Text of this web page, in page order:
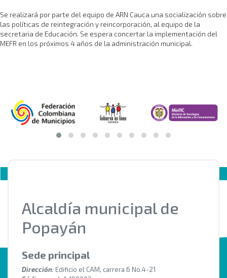
Se realizará por parte del equipo de ARN Cauca una socialización sobre
las políticas de reintegración y reincorporación, al equipo de la
secretaria de Educación. Se espera concertar la implementación del
MEFR en los próximos 4 años de la administración municipal.
Alcaldía municipal de
Popayán
Sede principal
Dirección: Edificio el CAM, carrera 6 No.4-21